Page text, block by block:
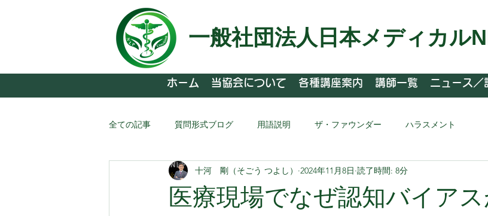
一般社団法人日本メディカル
ホーム 当協会について 各種講座案内 講師一覧 ニュース／
全ての記事 質問形式ブログ 用語説明 ザ・ファウンダー ハラスメント
医療現場でなぜ認知バイア
十河 剛（そごう つよし） 2024年11月8日 読了時間: 8分